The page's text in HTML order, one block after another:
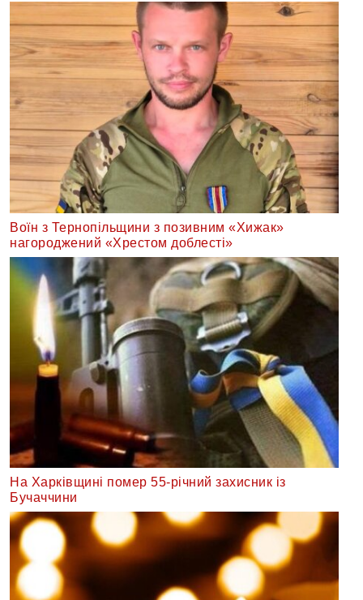
Воїн з Тернопільщини з позивним «Хижак»
нагороджений «Хрестом доблесті»
На Харківщині помер 55-річний захисник із
Бучаччини